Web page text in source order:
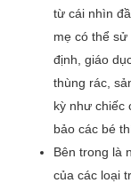
từ cái nhìn
mẹ có thể
định, giáo
thùng rác,
kỳ như chiếc
bảo các bé
Bên trong là
của các loại
Đánh giá của bạn
Đánh giá của